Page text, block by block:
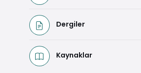
Dergiler
Kaynaklar